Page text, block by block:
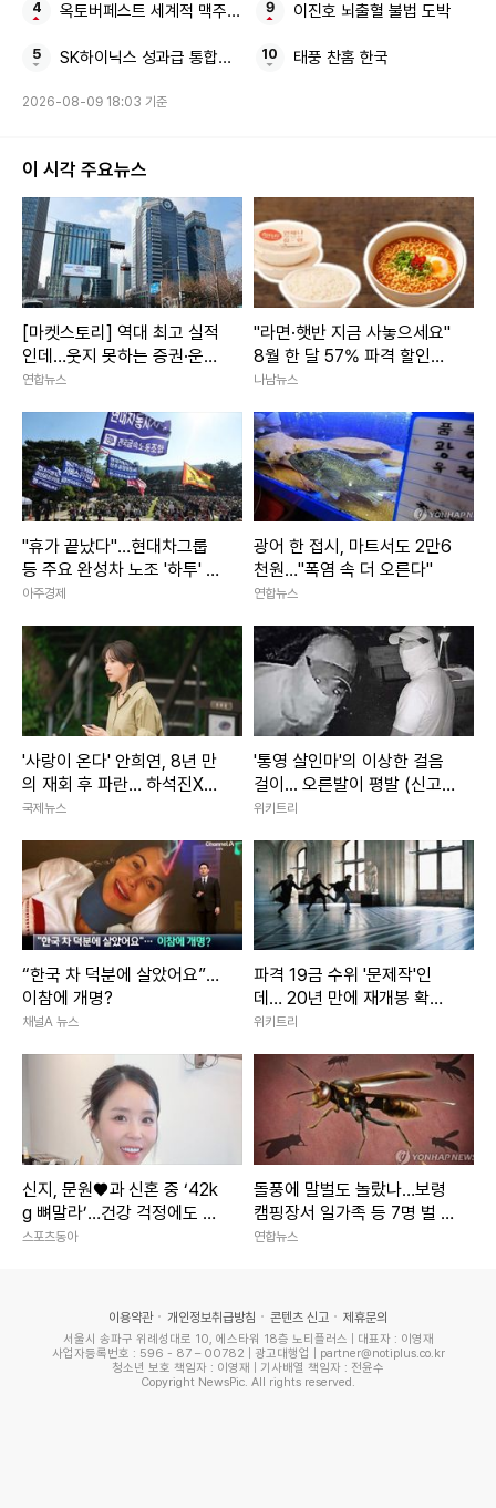
박나래는 "우리 신혼부부 같은 느낌이다"라고 말했다가 바
로 "더러운 소리였나"라고 얘기하며 웃었다.
박나래는 안웅선이 운영하는 스튜디오를 찾았다. 친구 응원 차
방문한 것이라고.
박나래는 안웅선이 폐가였던 곳을 감성 넘치는 스튜디오로 만
든 것을 보고 놀라며 의문의 가벽을 유심히 살펴봤다.
박나래는 안웅선이 촬영 때 배경으로 사용할 가벽 미장을 부탁
한 상황이라고 전했다.
박나래는 지난번 도배에 이어 미장까지 배우고 있다고 했다.
친구를 위해 미장 출장을 온 박나래는 캐리어에서 각종 도구들
을 꺼냈다.
옥토버페스트 세계적 맥주 축제 9월 서울서
SK하이닉스 성과급 통합노조
이진호 뇌출혈 불법 도박
태풍 찬홈 한국
2026-08-09 18:03 기준
이 시각 주요뉴스
[마켓스토리] 역대 최고 실적
인데…웃지 못하는 증권·운용
사
연합뉴스
"라면·햇반 지금 사놓으세요"
8월 한 달 57% 파격 할인행
사 3800개 품목 마트
나남뉴스
"휴가 끝났다"…현대차그룹
등 주요 완성차 노조 '하투' 재
개
아주경제
광어 한 접시, 마트서도 2만6
천원…"폭염 속 더 오른다"
연합뉴스
'사랑이 온다' 안희연, 8년 만
의 재회 후 파란… 하석진X윤
하빈 독대
국제뉴스
'통영 살인마'의 이상한 걸음
걸이... 오른발이 평발 (신고
금 1억)
위키트리
“한국 차 덕분에 살았어요”…
이참에 개명?
채널A 뉴스
파격 19금 수위 '문제작'인
데… 20년 만에 재개봉 확정
된 영화
위키트리
신지, 문원♥과 신혼 중 ‘42k
g 뼈말라’…건강 걱정에도 행
사 열일
스포츠동아
돌풍에 말벌도 놀랐나…보령
캠핑장서 일가족 등 7명 벌 쏘
임
연합뉴스
이용약관 개인정보취급방침 콘텐츠 신고 제휴문의
서울시 송파구 위례성대로 10, 에스타워 18층 노티플러스 | 대표자 : 이영재
사업자등록번호 : 596 - 87 – 00782 | 광고대행업 | partner@notiplus.co.kr
청소년 보호 책임자 : 이영재 | 기사배열 책임자 : 전윤수
Copyright NewsPic. All rights reserved.